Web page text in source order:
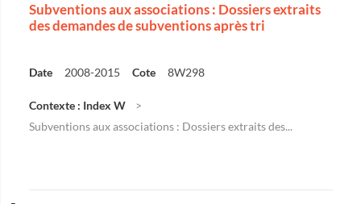
Subventions aux associations : Dossiers extraits
des demandes de subventions après tri
Date 2008-2015 Cote 8W298
Contexte : Index W
Subventions aux associations : Dossiers extraits des...